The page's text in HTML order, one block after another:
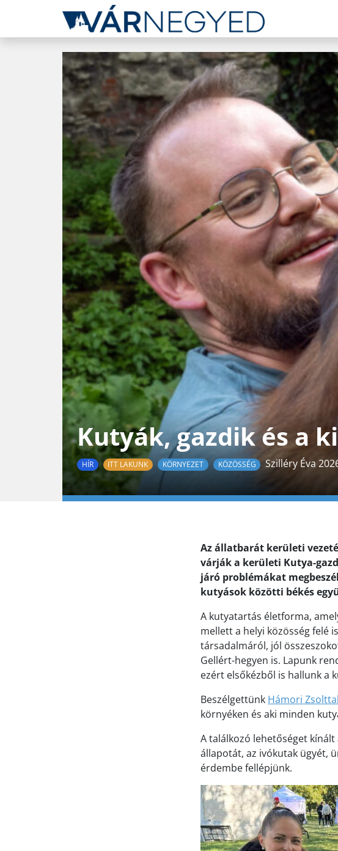
Kutyák, gazdik és a
HÍR ITT LAKUNK KÖRNYEZET KÖZÖSSÉG Szilléry Éva
Az állatbarát kerületi
várják a kerületi Kutya-
járó problémákat
kutyások közötti békés
A kutyatartás életforma,
mellett a helyi közösség felé
társadalmáról, jól
Gellért-hegyen is. Lapunk
ezért elsőkézből is hallunk a
Beszélgettünk Hámori Zsolttal
környéken és aki minden
A találkozó lehetőséget
állapotát, az ivókutak ügyét,
érdembe fellépjünk.